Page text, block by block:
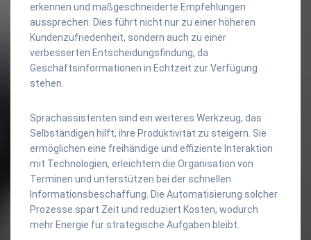
erkennen und maßgeschneiderte Empfehlungen
aussprechen. Dies führt nicht nur zu einer höheren
Kundenzufriedenheit, sondern auch zu einer
verbesserten Entscheidungsfindung, da
Geschäftsinformationen in Echtzeit zur Verfügung
stehen.
Sprachassistenten sind ein weiteres Werkzeug, das
Selbständigen hilft, ihre Produktivität zu steigern. Sie
ermöglichen eine freihändige und effiziente Interaktion
mit Technologien, erleichtern die Organisation von
Terminen und unterstützen bei der schnellen
Informationsbeschaffung. Die Automatisierung solcher
Prozesse spart Zeit und reduziert Kosten, wodurch
mehr Energie für strategische Aufgaben bleibt.